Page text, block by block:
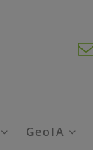
GeoIA